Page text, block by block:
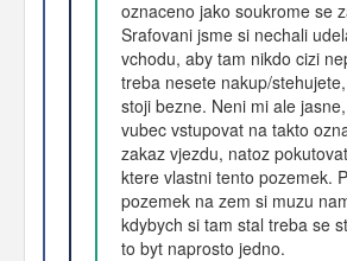
oznaceno jako soukrome se
Srafovani jsme si nechali
vchodu, aby tam nikdo cizi
treba nesete nakup/
stoji bezne. Neni mi ale
vubec vstupovat na takto
zakaz vjezdu, natoz
ktere vlastni tento pozemek.
pozemek na zem si muzu
kdybych si tam stal treba se
to byt naprosto jedno.